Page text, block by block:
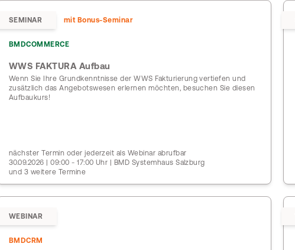
SEMINAR mit Bonus-Seminar
BMDCOMMERCE
WWS FAKTURA Aufbau
Wenn Sie Ihre Grundkenntnisse der WWS Fakturierung vertiefen und
zusätzlich das Angebotswesen erlernen möchten, besuchen Sie diesen
Aufbaukurs!
nächster Termin oder jederzeit als Webinar abrufbar
30.09.2026 | 09:00 - 17:00 Uhr | BMD Systemhaus Salzburg
und 3 weitere Termine
WEBINAR
BMDCRM